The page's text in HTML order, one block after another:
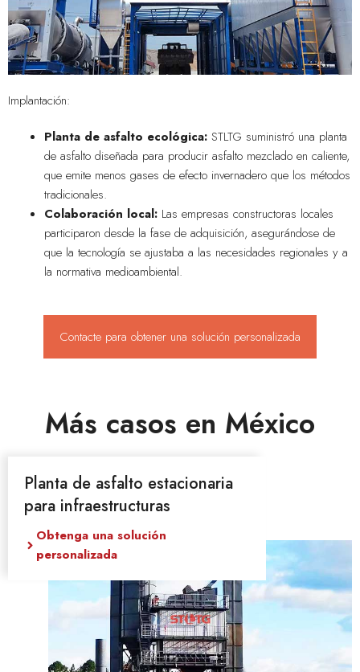
Implantación:
Planta de asfalto ecológica: STLTG suministró una planta
de asfalto diseñada para producir asfalto mezclado en caliente,
que emite menos gases de efecto invernadero que los métodos
tradicionales.
Colaboración local: Las empresas constructoras locales
participaron desde la fase de adquisición, asegurándose de
que la tecnología se ajustaba a las necesidades regionales y a
la normativa medioambiental.
Contacte para obtener una solución personalizada
Más casos en México
Planta de asfalto estacionaria
para infraestructuras
Obtenga una solución
personalizada